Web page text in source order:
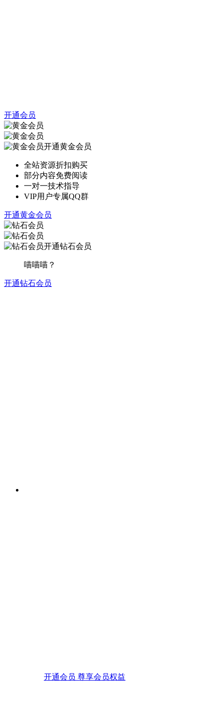
开通会员
开通黄金会员
全站资源折扣购买
部分内容免费阅读
一对一技术指导
VIP用户专属QQ群
开通黄金会员
开通钻石会员
喵喵喵？
开通钻石会员
开通会员 尊享会员权益